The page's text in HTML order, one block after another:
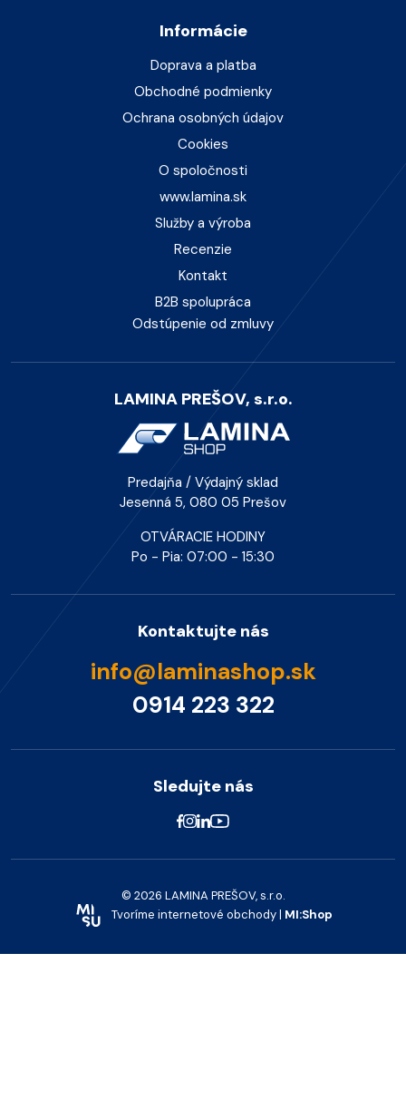
Informácie
Doprava a platba
Obchodné podmienky
Ochrana osobných údajov
Cookies
O spoločnosti
www.lamina.sk
Služby a výroba
Recenzie
Kontakt
B2B spolupráca
Odstúpenie od zmluvy
LAMINA PREŠOV, s.r.o.
Predajňa / Výdajný sklad
Jesenná 5, 080 05 Prešov
OTVÁRACIE HODINY
Po - Pia: 07:00 - 15:30
Kontaktujte nás
info@laminashop.sk
0914 223 322
Sledujte nás
© 2026 LAMINA PREŠOV, s.r.o.
Tvoríme internetové obchody | MI:Shop